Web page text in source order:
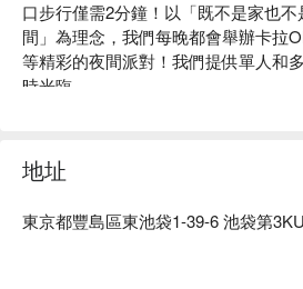
口步行僅需2分鐘！以「既不是家也
間」為理念，我們每晚都會舉辦卡拉
等精彩的夜間派對！我們提供單人和
時光臨。
地址
東京都豐島區東池袋1-39-6 池袋第